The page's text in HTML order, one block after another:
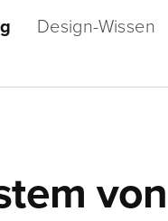
Design-Wissen